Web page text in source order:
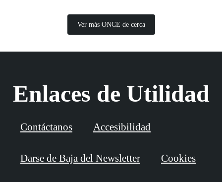
Ver más ONCE de cerca
Enlaces de Utilidad
Contáctanos Accesibilidad
Darse de Baja del Newsletter Cookies